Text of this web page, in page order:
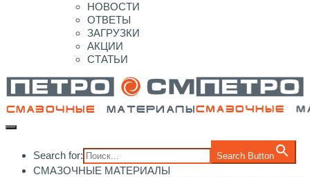
НОВОСТИ
ОТВЕТЫ
ЗАГРУЗКИ
АКЦИИ
СТАТЬИ
Search for: Search Button
СМАЗОЧНЫЕ МАТЕРИАЛЫ